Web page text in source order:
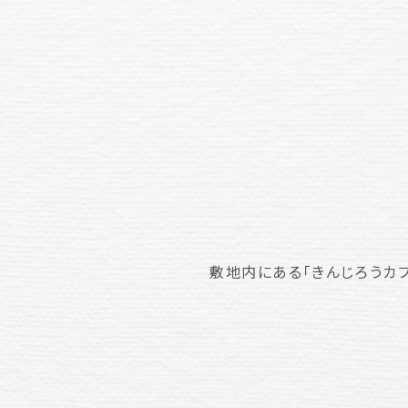
敷地内にある「きんじろうカフ